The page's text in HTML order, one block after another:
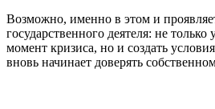
Возможно, именно в этом и
государственного деятеля: не только
момент кризиса, но и создать
вновь начинает доверять